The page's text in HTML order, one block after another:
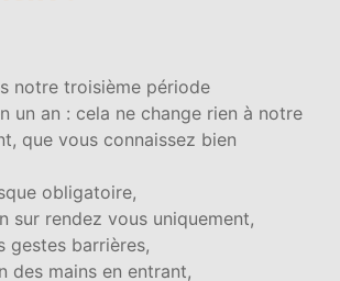
notre troisième période
un an : cela ne change rien à notre
que vous connaissez bien
obligatoire,
sur rendez vous uniquement,
gestes barrières,
des mains en entrant,